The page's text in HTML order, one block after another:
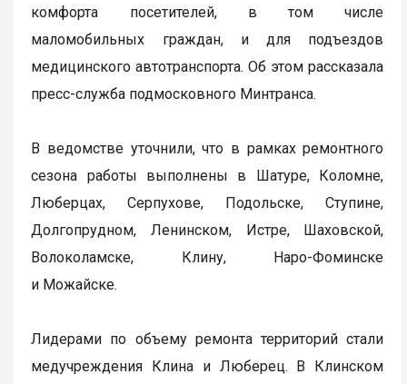
комфорта посетителей, в том числе
маломобильных граждан, и для подъездов
медицинского автотранспорта. Об этом рассказала
пресс-служба подмосковного Минтранса.
В ведомстве уточнили, что в рамках ремонтного
сезона работы выполнены в Шатуре, Коломне,
Люберцах, Серпухове, Подольске, Ступине,
Долгопрудном, Ленинском, Истре, Шаховской,
Волоколамске, Клину, Наро-Фоминске
и Можайске.
Лидерами по объему ремонта территорий стали
медучреждения Клина и Люберец. В Клинском